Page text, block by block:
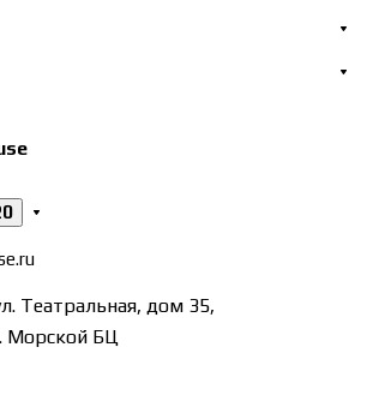
Театральная, дом 35,
Морской БЦ